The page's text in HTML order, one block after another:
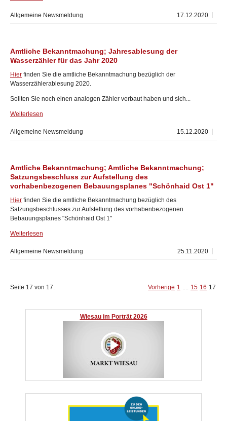
17.12.2020
Allgemeine Newsmeldung
Amtliche Bekanntmachung; Jahresablesung der
Wasserzähler für das Jahr 2020
Hier finden Sie die amtliche Bekanntmachung bezüglich der
Wasserzählerablesung 2020.
Sollten Sie noch einen analogen Zähler verbaut haben und sich...
Weiterlesen
15.12.2020
Allgemeine Newsmeldung
Amtliche Bekanntmachung; Amtliche Bekanntmachung;
Satzungsbeschluss zur Aufstellung des
vorhabenbezogenen Bebauungsplanes "Schönhaid Ost 1"
Hier finden Sie die amtliche Bekanntmachung bezüglich des
Satzungsbeschlusses zur Aufstellung des vorhabenbezogenen
Bebauungsplanes "Schönhaid Ost 1"
Weiterlesen
25.11.2020
Allgemeine Newsmeldung
Seite 17 von 17. Vorherige 1 .... 15 16 17
Wiesau im Porträt 2026